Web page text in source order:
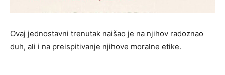
Ovaj jednostavni trenutak naišao je na njihov radoznao
duh, ali i na preispitivanje njihove moralne etike.